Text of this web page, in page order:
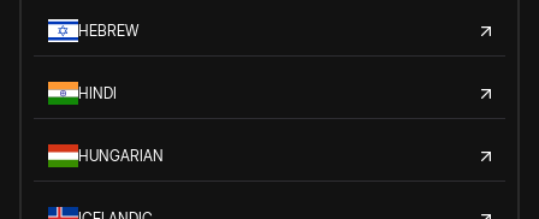
HEBREW
HINDI
HUNGARIAN